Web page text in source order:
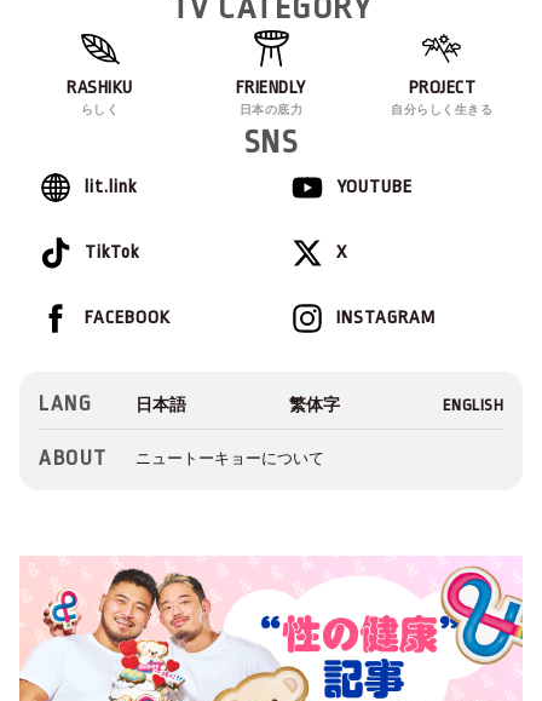
TV CATEGORY
RASHIKU
らしく
FRIENDLY
日本の底力
PROJECT
自分らしく生きる
SNS
lit.link YOUTUBE
TikTok X
INSTAGRAM
FACEBOOK
LANG
ABOUT ニュートーキョーについて